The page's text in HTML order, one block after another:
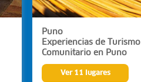
Puno
Experiencias de Turismo
Comunitario en Puno
Ver 11 lugares